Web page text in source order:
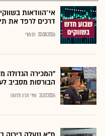
אי־הוודאות
דרכים לרפד את
03.08.2026 רם מורי
"המכירה הגדולה
הבורסות מסביב
31.07.2026 שירי חביב ולדהורן